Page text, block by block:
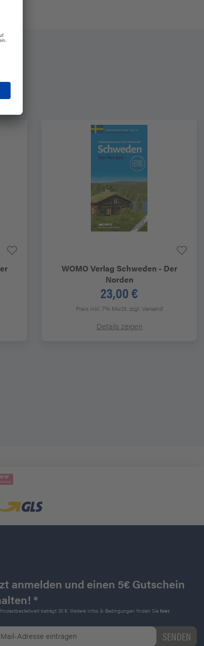
WOMO Verlag Schweden - Der
Norden
23,00 €
Preis inkl. 7% MwSt.zzgl. Versand
Details zeigen
anmelden und einen 5€ Gutschein
*
beträgt 30 €. Weitere Infos & Bedingungen finden Sie hier.